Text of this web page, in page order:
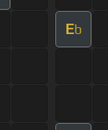
Eb